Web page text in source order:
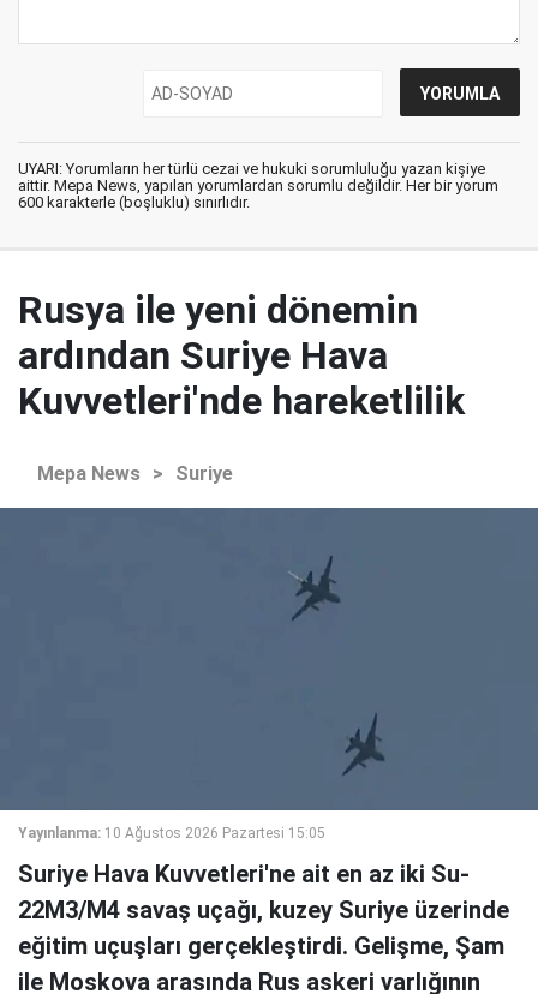
UYARI: Yorumların her türlü cezai ve hukuki sorumluluğu yazan kişiye
aittir. Mepa News, yapılan yorumlardan sorumlu değildir. Her bir yorum
600 karakterle (boşluklu) sınırlıdır.
Rusya ile yeni dönemin
ardından Suriye Hava
Kuvvetleri'nde hareketlilik
Mepa News > Suriye
Yayınlanma: 10 Ağustos 2026 Pazartesi 15:05
Suriye Hava Kuvvetleri'ne ait en az iki Su-
22M3/M4 savaş uçağı, kuzey Suriye üzerinde
eğitim uçuşları gerçekleştirdi. Gelişme, Şam
ile Moskova arasında Rus askeri varlığının